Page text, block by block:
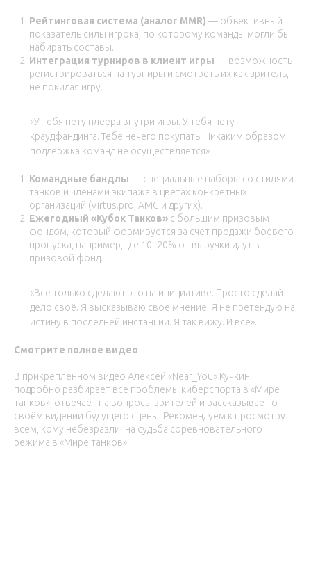
Рейтинговая система (аналог MMR) — объективный
показатель силы игрока, по которому команды могли бы
набирать составы.
Интеграция турниров в клиент игры — возможность
регистрироваться на турниры и смотреть их как зритель,
не покидая игру.
«У тебя нету плеера внутри игры. У тебя нету
краудфандинга. Тебе нечего покупать. Никаким образом
поддержка команд не осуществляется»
Командные бандлы — специальные наборы со стилями
танков и членами экипажа в цветах конкретных
организаций (Virtus.pro, AMG и других).
Ежегодный «Кубок Танков» с большим призовым
фондом, который формируется за счёт продажи боевого
пропуска, например, где 10–20% от выручки идут в
призовой фонд.
«Все только сделают это на инициативе. Просто сделай
дело своё. Я высказываю свое мнение. Я не претендую на
истину в последней инстанции. Я так вижу. И всё».
Смотрите полное видео
В прикреплённом видео Алексей «Near_You» Кучкин
подробно разбирает все проблемы киберспорта в «Мире
танков», отвечает на вопросы зрителей и рассказывает о
своём видении будущего сцены. Рекомендуем к просмотру
всем, кому небезразлична судьба соревновательного
режима в «Мире танков».